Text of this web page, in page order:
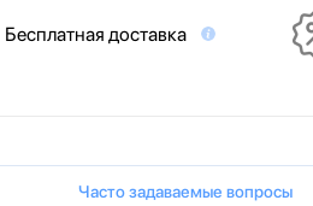
Бесплатная доставка
Часто задаваемые вопросы